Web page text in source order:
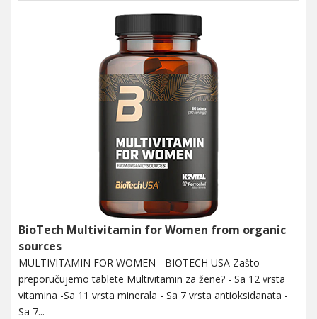
BioTech Multivitamin for Women from organic
sources
MULTIVITAMIN FOR WOMEN - BIOTECH USA Zašto
preporučujemo tablete Multivitamin za žene? - Sa 12 vrsta
vitamina -Sa 11 vrsta minerala - Sa 7 vrsta antioksidanata -
Sa 7...